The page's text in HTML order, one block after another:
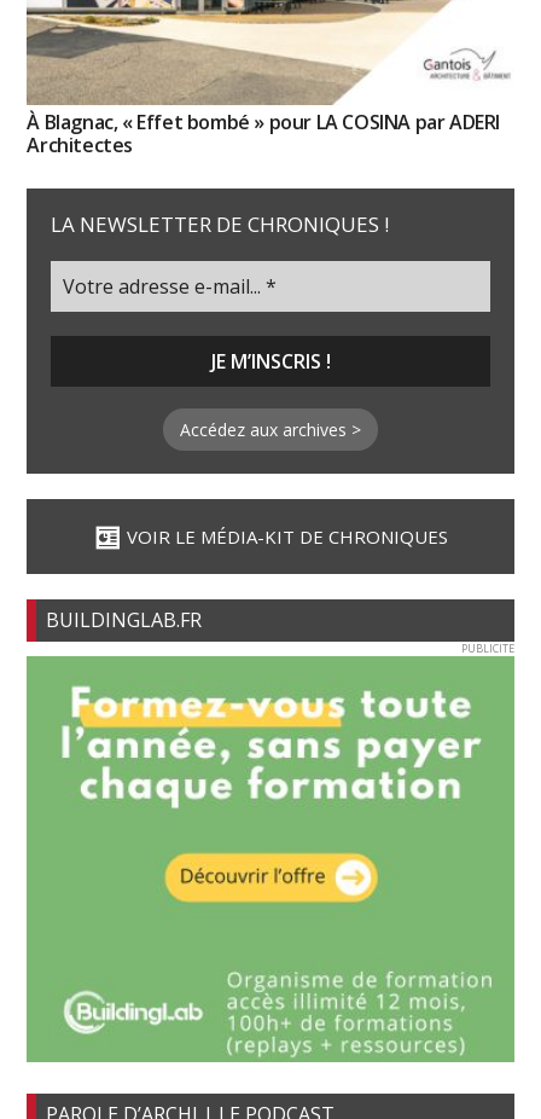
À Blagnac, « Effet bombé » pour LA COSINA par ADERI
Architectes
LA NEWSLETTER DE CHRONIQUES !
Accédez aux archives >
VOIR LE MÉDIA-KIT DE CHRONIQUES
BUILDINGLAB.FR
PUBLICITE